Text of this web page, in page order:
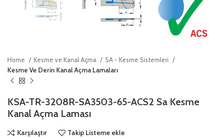
Home Kesme ve Kanal Açma
SA - Kesme Sistemleri
Kesme Ve Derin Kanal Açma Lamaları
KSA-TR-3208R-SA3503-65-ACS2 Sa Kesme
Kanal Açma Laması
Karşılaştır Takip Listeme ekle